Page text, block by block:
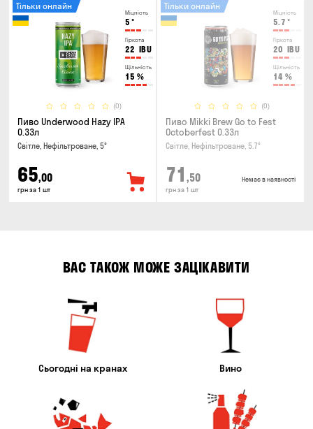
Міцність
5 °
Гіркота
22 IBU
Щільність
15 %
(0)
Тільки онлайн
Пиво Underwood Hazy IPA
0.33л
Світле, Нефільтроване, 5°
65,00
грн за 1 шт
Міцність
5.7 °
Гіркота
20 IBU
Щільність
14 %
(0)
Тільки онлайн
Пиво Mikki Brew Go to Fest
Octoberfest 0.33л
Світле, Нефільтроване, 5.7°
71 ,50
грн за 1 шт
Немає в наявності
ВАС ТАКОЖ МОЖЕ ЗАЦІКАВИТИ
Сьогодні на кранах Вино